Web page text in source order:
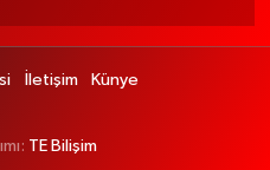
İletişim Künye
TE Bilişim